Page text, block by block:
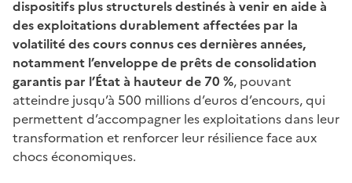
dispositifs plus structurels destinés à venir en aide à
des exploitations durablement affectées par la
volatilité des cours connus ces dernières années,
notamment l’enveloppe de prêts de consolidation
garantis par l’État à hauteur de 70 %, pouvant
atteindre jusqu’à 500 millions d’euros d’encours, qui
permettent d’accompagner les exploitations dans leur
transformation et renforcer leur résilience face aux
chocs économiques.